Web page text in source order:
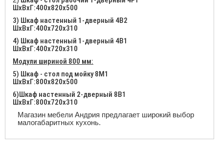
ШхВхГ:400x820x500
3) Шкаф настенный 1-дверный 4В2
ШхВхГ:400x720x310
4) Шкаф настенный 1-дверный 4В1
ШхВхГ:400x720x310
Модули шириной 800 мм:
5) Шкаф - стол под мойку 8М1
ШхВхГ:800x820x500
6)Шкаф настенный 2-дверный 8В1
ШхВхГ:800x720x310
Магазин мебели Андрия предлагает широкий выбор
малогабаритных кухонь.